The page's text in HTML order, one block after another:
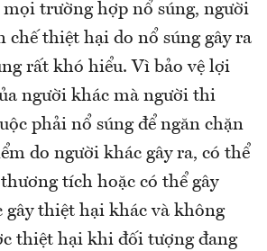
trường hợp nổ súng, người
chế thiệt hại do nổ súng gây ra
rất khó hiểu. Vì bảo vệ lợi
người khác mà người thi
phải nổ súng để ngăn chặn
do người khác gây ra, có thể
tích hoặc có thể gây
gây thiệt hại khác và không
thiệt hại khi đối tượng đang